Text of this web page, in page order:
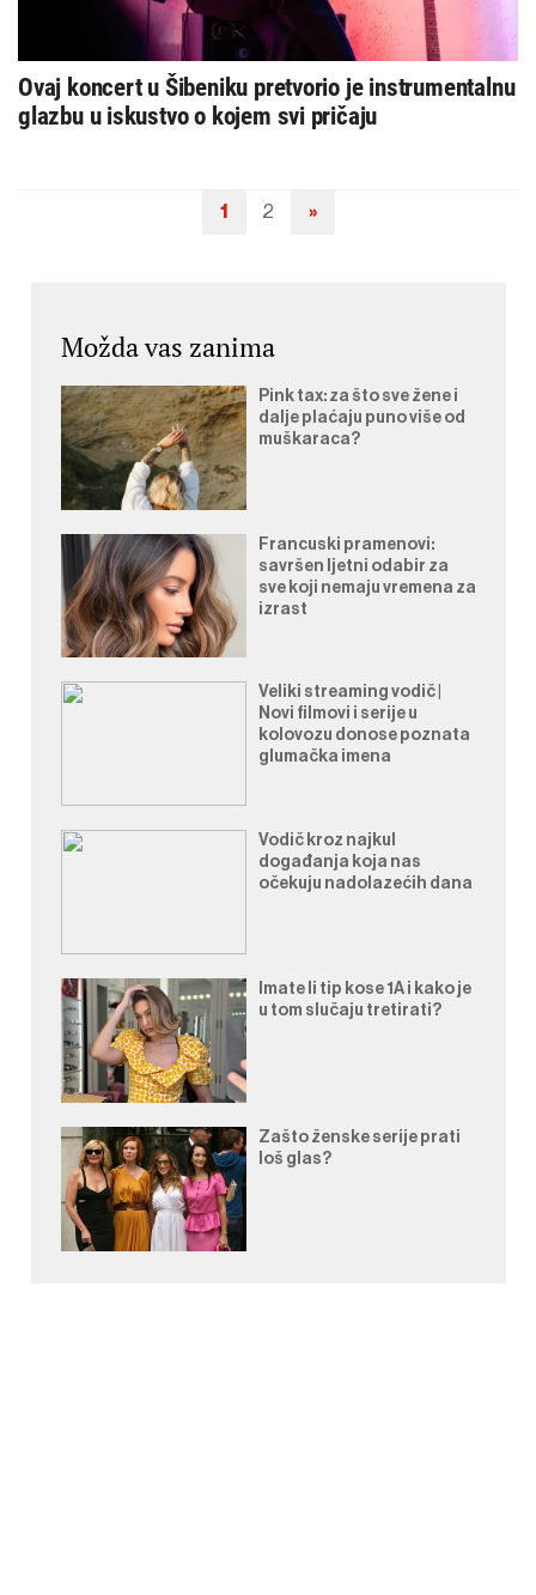
Ovaj koncert u Šibeniku pretvorio je instrumentalnu
glazbu u iskustvo o kojem svi pričaju
Navigacija
1 2 »
Možda vas zanima
Pink tax: za što sve žene i
dalje plaćaju puno više od
muškaraca?
Francuski pramenovi:
savršen ljetni odabir za
sve koji nemaju vremena za
izrast
Veliki streaming vodič |
Novi filmovi i serije u
kolovozu donose poznata
glumačka imena
Vodič kroz najkul
događanja koja nas
očekuju nadolazećih dana
Imate li tip kose 1A i kako je
u tom slučaju tretirati?
Zašto ženske serije prati
loš glas?